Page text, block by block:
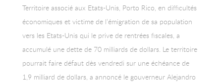
Territoire associé aux Etats-Unis, Porto Rico, en difficultés
économiques et victime de l’émigration de sa population
vers les Etats-Unis qui le prive de rentrées fiscales, a
accumulé une dette de 70 milliards de dollars. Le territoire
pourrait faire défaut dès vendredi sur une échéance de
1,9 milliard de dollars, a annoncé le gouverneur Alejandro